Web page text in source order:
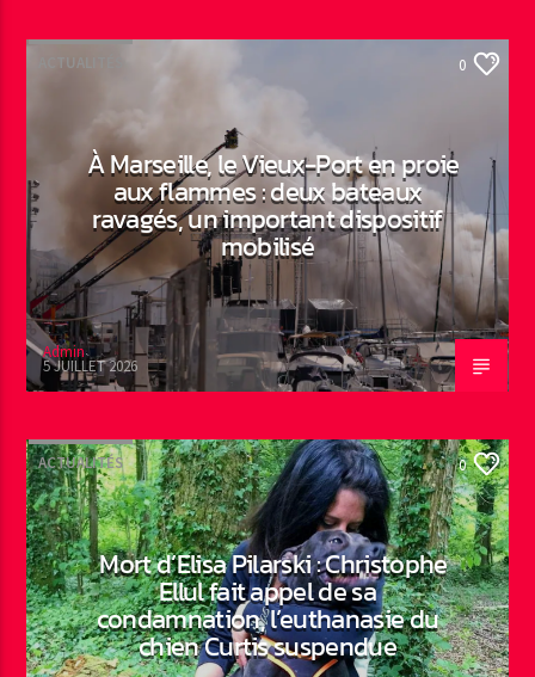
ACTUALITÉS 0
À Marseille, le Vieux-Port en proie
aux flammes : deux bateaux
ravagés, un important dispositif
mobilisé
Admin
5 JUILLET 2026
ACTUALITÉS 0
Mort d’Elisa Pilarski : Christophe
Ellul fait appel de sa
condamnation, l’euthanasie du
chien Curtis suspendue